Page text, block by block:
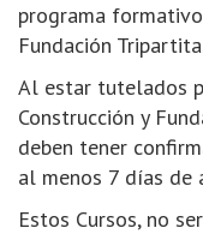
programa
Fundación
Al estar tutelados
Construcción y
deben tener
al menos 7 días de
Estos Cursos, no